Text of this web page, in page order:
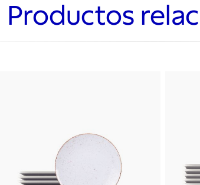
Productos